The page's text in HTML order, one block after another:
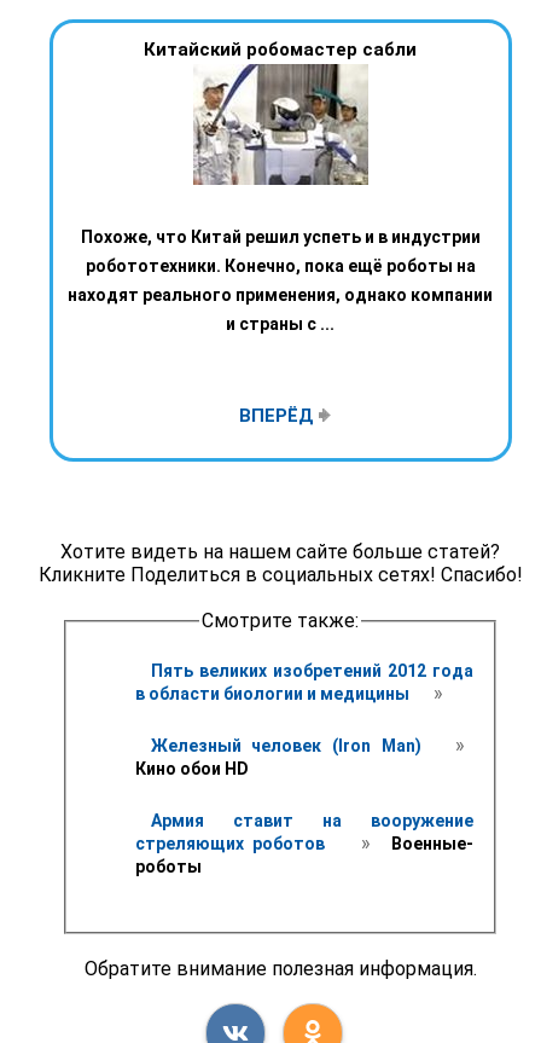
Китайский робомастер сабли
Похоже, что Китай решил успеть и в индустрии
робототехники. Конечно, пока ещё роботы на
находят реального применения, однако компании
и страны с ...
ВПЕРЁД
Хотите видеть на нашем сайте больше статей?
Кликните Поделиться в социальных сетях! Спасибо!
Смотрите также:
Пять великих изобретений 2012 года
в области биологии и медицины
»
Железный человек (Iron Man) »
Кино обои HD
Армия ставит на вооружение
стреляющих роботов
»
Военные-
роботы
Обратите внимание полезная информация.